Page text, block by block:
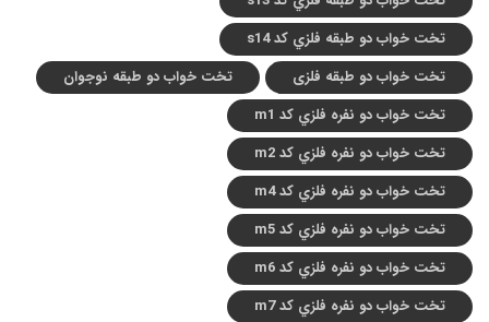
تخت خواب دو طبقه فلزي کد s14
تخت خواب دو طبقه فلزی
تخت خواب دو طبقه نوجوان
تخت خواب دو نفره فلزي کد m1
تخت خواب دو نفره فلزي کد m2
تخت خواب دو نفره فلزي کد m4
تخت خواب دو نفره فلزي کد m5
تخت خواب دو نفره فلزي کد m6
تخت خواب دو نفره فلزي کد m7